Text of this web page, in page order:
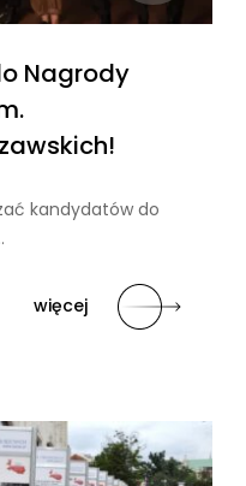
Nagrody
kandydatów do
więcej